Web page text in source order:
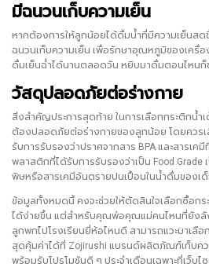
มีฉนวนเก็บความเย็น
หากต้องการให้ลูกน้อยได้ดื่มน้ำที่มีความเย็นสด
ฉนวนเก็บความเย็น เพื่อรักษาอุณหภูมิของเครื่อ
ดื่มเย็นฉ่ำได้นานตลอดวัน หยิบมาดื่มตอนไหนก็
วัสดุปลอดภัยต่อร่างกาย
สิ่งสำคัญประการสุดท้าย ในการเลือกกระติกน้ำ
ต้องปลอดภัยต่อร่างกายของลูกน้อย โดยควร
รับการรับรองว่าปราศจากสาร BPA และสารเค
พลาสติกที่ได้รับการรับรองว่าเป็น Food Grade
พิษหรือสารเคมีอันตรายปนเปื้อนในน้ำดื่มของเ
ข้อมูลทั้งหมดนี้ คงจะช่วยให้ตัดสินใจเลือกซื้อกร
ได้ง่ายขึ้น แต่สำหรับคุณพ่อคุณแม่คนไหนที่ยังลัง
ลูกพกไปโรงเรียนยี่ห้อไหนดี สามารถแวะมาเลือ
สุดคุ้มค่าได้ที่ Zojirushi แบรนด์ผลิตภัณฑ์เก็บค
พร้อมรับโปรโมชันดี ๆ ประจำเดือนเฉพาะที่เว็บไ